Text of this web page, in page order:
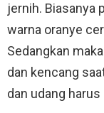
jernih. Biasanya
warna oranye
Sedangkan
dan kencang
dan udang